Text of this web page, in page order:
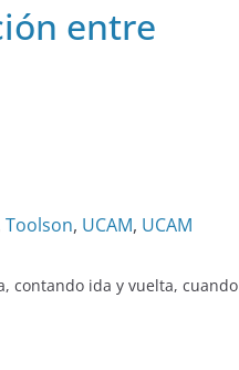
entre
Toolson, UCAM, UCAM
contando ida y vuelta, cuando